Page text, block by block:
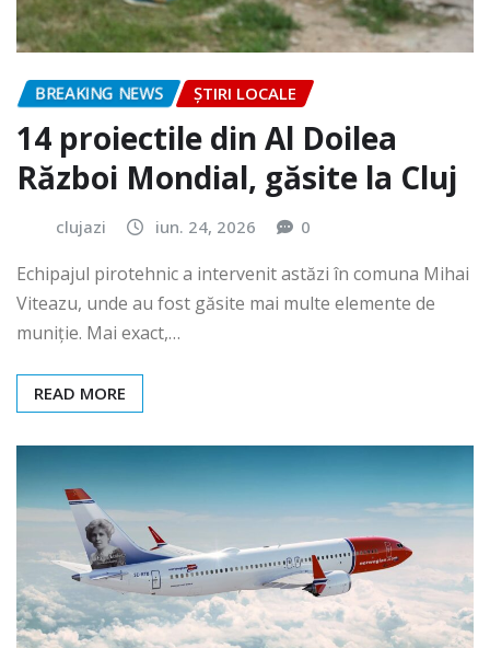
BREAKING NEWS ȘTIRI LOCALE
14 proiectile din Al Doilea
Război Mondial, găsite la Cluj
clujazi iun. 24, 2026 0
Echipajul pirotehnic a intervenit astăzi în comuna Mihai
Viteazu, unde au fost găsite mai multe elemente de
muniție. Mai exact,…
READ MORE